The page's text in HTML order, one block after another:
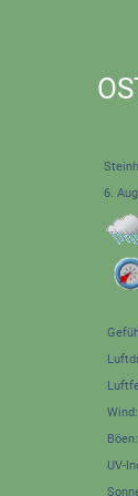
6.
UV-